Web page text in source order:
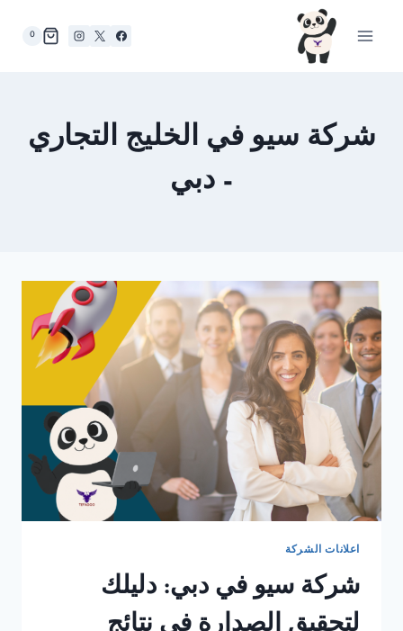
0
شركة سيو في الخليج التجاري
– دبي
اعلانات الشركة
شركة سيو في دبي: دليلك